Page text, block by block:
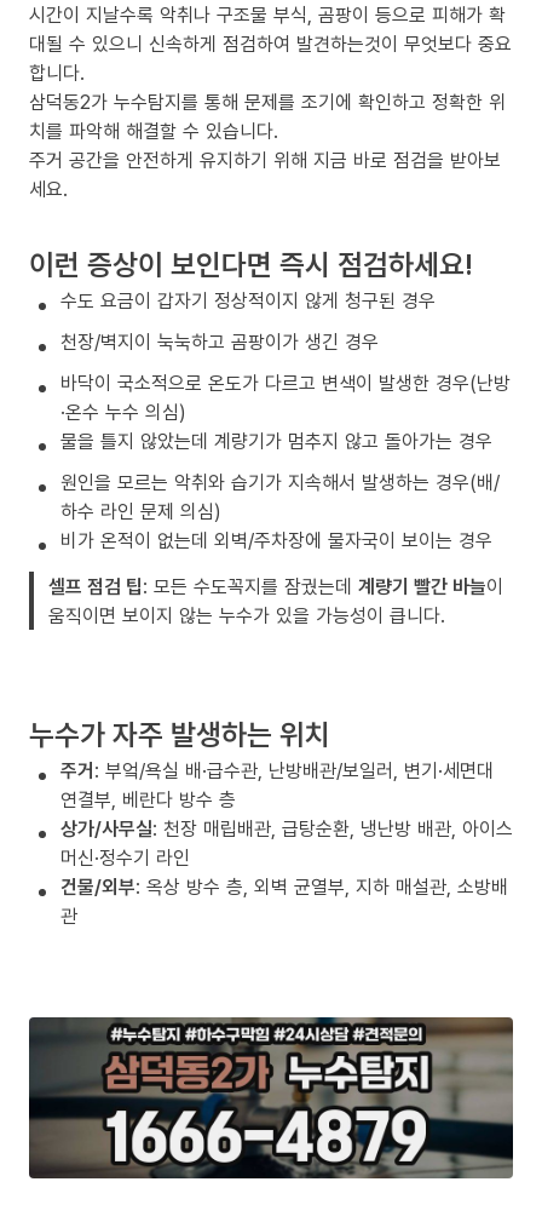
시간이 지날수록 악취나 구조물 부식, 곰팡이 등으로 피해가 확
대될 수 있으니 신속하게 점검하여 발견하는것이 무엇보다 중요
합니다.
삼덕동2가 누수탐지를 통해 문제를 조기에 확인하고 정확한 위
치를 파악해 해결할 수 있습니다.
주거 공간을 안전하게 유지하기 위해 지금 바로 점검을 받아보
세요.
이런 증상이 보인다면 즉시 점검하세요!
수도 요금이 갑자기 정상적이지 않게 청구된 경우
천장/벽지이 눅눅하고 곰팡이가 생긴 경우
바닥이 국소적으로 온도가 다르고 변색이 발생한 경우(난방
·온수 누수 의심)
물을 틀지 않았는데 계량기가 멈추지 않고 돌아가는 경우
원인을 모르는 악취와 습기가 지속해서 발생하는 경우(배/
하수 라인 문제 의심)
비가 온적이 없는데 외벽/주차장에 물자국이 보이는 경우
셀프 점검 팁: 모든 수도꼭지를 잠궜는데 계량기 빨간 바늘이
움직이면 보이지 않는 누수가 있을 가능성이 큽니다.
누수가 자주 발생하는 위치
주거: 부엌/욕실 배·급수관, 난방배관/보일러, 변기·세면대
연결부, 베란다 방수 층
상가/사무실: 천장 매립배관, 급탕순환, 냉난방 배관, 아이스
머신·정수기 라인
건물/외부: 옥상 방수 층, 외벽 균열부, 지하 매설관, 소방배
관